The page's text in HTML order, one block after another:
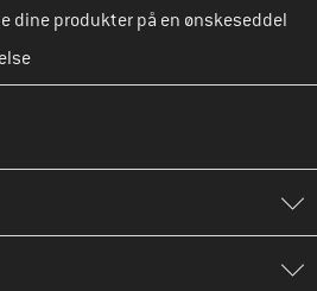
dine produkter på en ønskeseddel